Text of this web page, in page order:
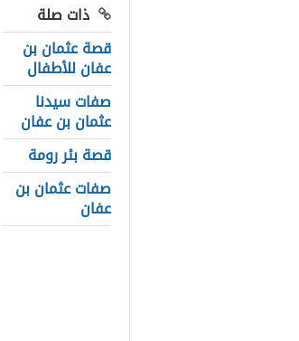
ذات صلة
قصة عثمان بن
عفان للأطفال
صفات سيدنا
عثمان بن عفان
قصة بئر رومة
صفات عثمان بن
عفان